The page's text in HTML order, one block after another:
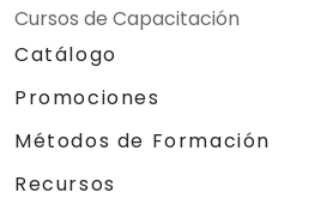
Cursos de Capacitación
Catálogo
Promociones
Métodos de Formación
Recursos